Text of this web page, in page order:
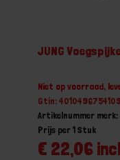
JUNG
Niet op voorraad,
Gtin:
Artikelnummer
€ 22,06
Prijs per 1 Stuk